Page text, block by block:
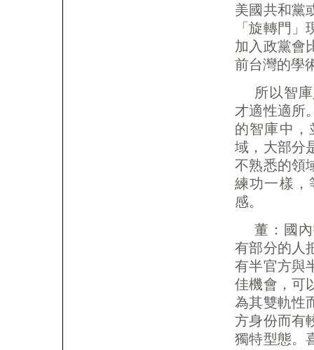
美國共和黨
「旋轉門
加入政黨會
前台灣的學
所以智
才適性適所
的智庫中，
域，大部分
不熟悉的領
練功一樣，
感。
董：國
有部分的人
有半官方與
佳機會，可
為其雙軌性
方身份而有
獨特型態。